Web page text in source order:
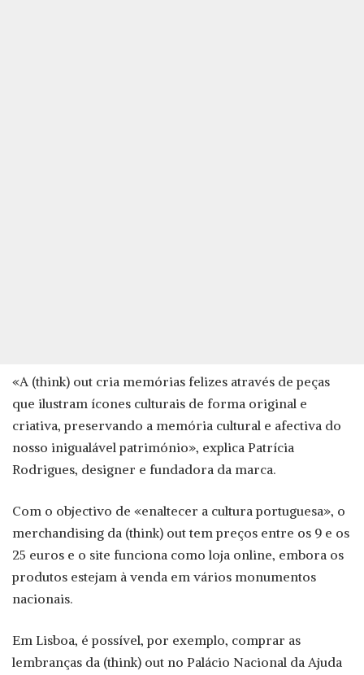
«A (think) out cria memórias felizes através de peças
que ilustram ícones culturais de forma original e
criativa, preservando a memória cultural e afectiva do
nosso inigualável património», explica Patrícia
Rodrigues, designer e fundadora da marca.
Com o objectivo de «enaltecer a cultura portuguesa», o
merchandising da (think) out tem preços entre os 9 e os
25 euros e o site funciona como loja online, embora os
produtos estejam à venda em vários monumentos
nacionais.
Em Lisboa, é possível, por exemplo, comprar as
lembranças da (think) out no Palácio Nacional da Ajuda